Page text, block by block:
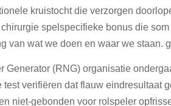
kruistocht die verzorgen
spelspecifieke bonus die
van wat we doen en waar we staan.
Generator (RNG) organisatie
test verifiëren dat flauw
niet-gebonden voor rolspeler